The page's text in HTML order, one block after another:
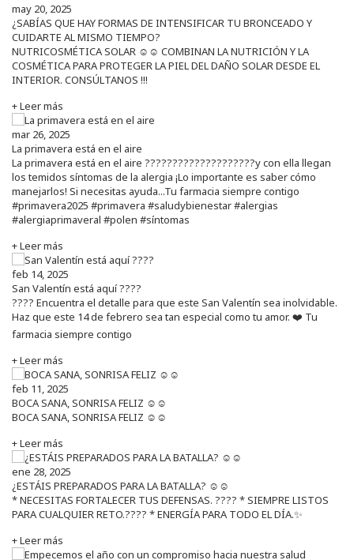
may 20, 2025
¿SABÍAS QUE HAY FORMAS DE INTENSIFICAR TU BRONCEADO Y
CUIDARTE AL MISMO TIEMPO?
NUTRICOSMÉTICA SOLAR ☺️☺️ COMBINAN LA NUTRICIÓN Y LA
COSMÉTICA PARA PROTEGER LA PIEL DEL DAÑO SOLAR DESDE EL
INTERIOR. CONSÚLTANOS !!!
+ Leer más
mar 26, 2025
La primavera está en el aire
La primavera está en el aire ????????????????????y con ella llegan
los temidos síntomas de la alergia ¡Lo importante es saber cómo
manejarlos! Si necesitas ayuda...Tu farmacia siempre contigo
#primavera2025 #primavera #saludybienestar #alergias
#alergiaprimaveral #polen #síntomas
+ Leer más
feb 14, 2025
San Valentín está aquí ????
???? Encuentra el detalle para que este San Valentín sea inolvidable.
Haz que este 14 de febrero sea tan especial como tu amor. ❤️ Tu
farmacia siempre contigo
+ Leer más
feb 11, 2025
BOCA SANA, SONRISA FELIZ ☺️☺️
BOCA SANA, SONRISA FELIZ ☺️☺️
+ Leer más
ene 28, 2025
¿ESTÁIS PREPARADOS PARA LA BATALLA? ☺️☺️
* NECESITAS FORTALECER TUS DEFENSAS. ????️ * SIEMPRE LISTOS
PARA CUALQUIER RETO.???? * ENERGÍA PARA TODO EL DÍA.✨
+ Leer más